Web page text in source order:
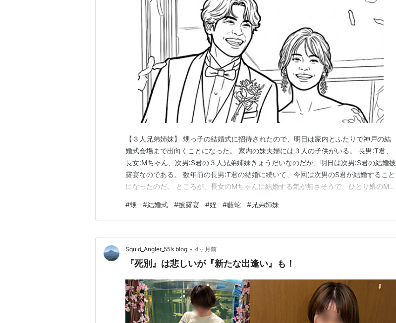
【３人兄弟姉妹】 甥っ子の結婚式に招待されたので、明日は家内とふたりで神戸の結
婚式会場まで出向くことになった。 家内の妹夫婦には３人の子供がいる。 長男∶T君、
長女∶Mちゃん、次男∶S君の３人兄弟姉妹きょうだいなのだが、明日は次男∶S君の結婚披
露宴なのである。 数年前の長男∶T君の結婚に続いて、今回は次男のS君が結婚すること
になったのだ。 ところが、長女のMちゃんに結婚する気が無さそうで、ひとり娘のMち
のだが、どうも結婚する気が無さそうなのだ。 年齢も33歳の三十路に入ったというこ
とで両親も心配している。 家内に言っ…
#甥 #結婚式 #披露宴 #姪 #藪蛇 #兄弟姉妹
Squid_Angler_55’s blog • 4ヶ月前
『死別』は悲しいが『新たな出逢い』も！